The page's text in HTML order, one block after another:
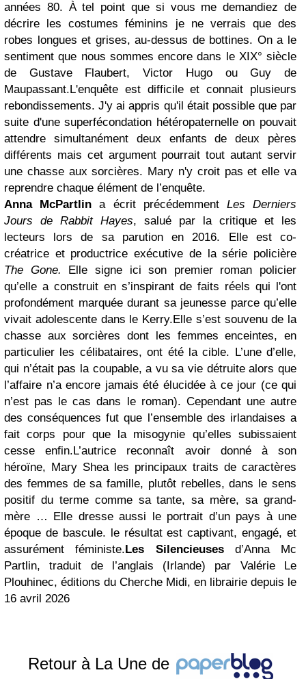
années 80. À tel point que si vous me demandiez de
décrire les costumes féminins je ne verrais que des
robes longues et grises, au-dessus de bottines. On a le
sentiment que nous sommes encore dans le XIX° siècle
de Gustave Flaubert, Victor Hugo ou Guy de
Maupassant.L'enquête est difficile et connait plusieurs
rebondissements. J'y ai appris qu'il était possible que par
suite d'une superfécondation hétéropaternelle on pouvait
attendre simultanément deux enfants de deux pères
différents mais cet argument pourrait tout autant servir
une chasse aux sorcières. Mary n'y croit pas et elle va
reprendre chaque élément de l’enquête.
Anna McPartlin a écrit précédemment Les Derniers
Jours de Rabbit Hayes, salué par la critique et les
lecteurs lors de sa parution en 2016. Elle est co-
créatrice et productrice exécutive de la série policière
The Gone. Elle signe ici son premier roman policier
qu’elle a construit en s’inspirant de faits réels qui l'ont
profondément marquée durant sa jeunesse parce qu’elle
vivait adolescente dans le Kerry.Elle s’est souvenu de la
chasse aux sorcières dont les femmes enceintes, en
particulier les célibataires, ont été la cible. L’une d’elle,
qui n’était pas la coupable, a vu sa vie détruite alors que
l’affaire n’a encore jamais été élucidée à ce jour (ce qui
n’est pas le cas dans le roman). Cependant une autre
des conséquences fut que l’ensemble des irlandaises a
fait corps pour que la misogynie qu’elles subissaient
cesse enfin.L’autrice reconnaît avoir donné à son
héroïne, Mary Shea les principaux traits de caractères
des femmes de sa famille, plutôt rebelles, dans le sens
positif du terme comme sa tante, sa mère, sa grand-
mère … Elle dresse aussi le portrait d’un pays à une
époque de bascule. le résultat est captivant,engagé, et
assurément féministe.Les Silencieusesd’Anna Mc
Partlin, traduit de l’anglais (Irlande) par Valérie Le
Plouhinec, éditions du Cherche Midi, en librairie depuis le
16 avril 2026
Retour à La Une de